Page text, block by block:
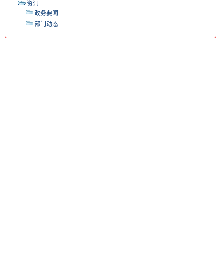
资讯
政务要闻
部门动态